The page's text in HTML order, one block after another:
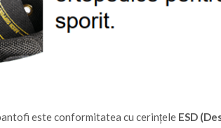
este conformitatea cu cerințele ESD